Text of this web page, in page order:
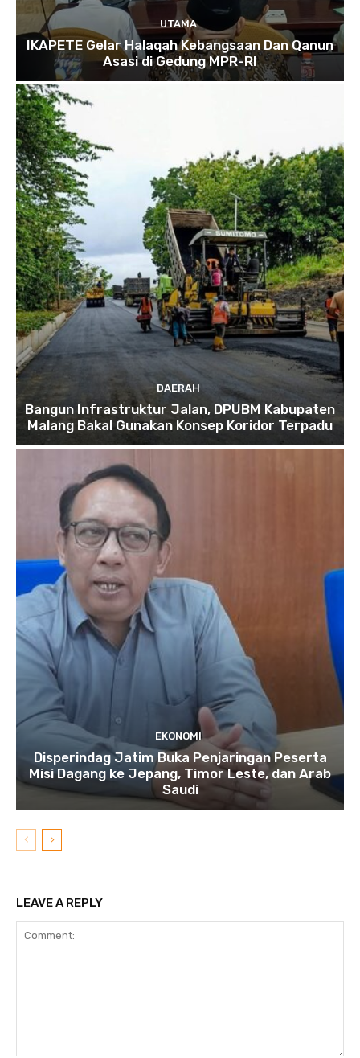
UTAMA
IKAPETE Gelar Halaqah Kebangsaan Dan Qanun
Asasi di Gedung MPR-RI
DAERAH
Bangun Infrastruktur Jalan, DPUBM Kabupaten
Malang Bakal Gunakan Konsep Koridor Terpadu
EKONOMI
Disperindag Jatim Buka Penjaringan Peserta
Misi Dagang ke Jepang, Timor Leste, dan Arab
Saudi
LEAVE A REPLY